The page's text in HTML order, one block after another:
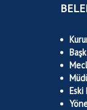
Eski